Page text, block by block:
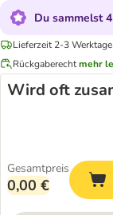
Du sammelst
Lieferzeit 2-3 Werktage
Rückgaberechtmehr
Wird oft
Gesamtpreis
0,00 €